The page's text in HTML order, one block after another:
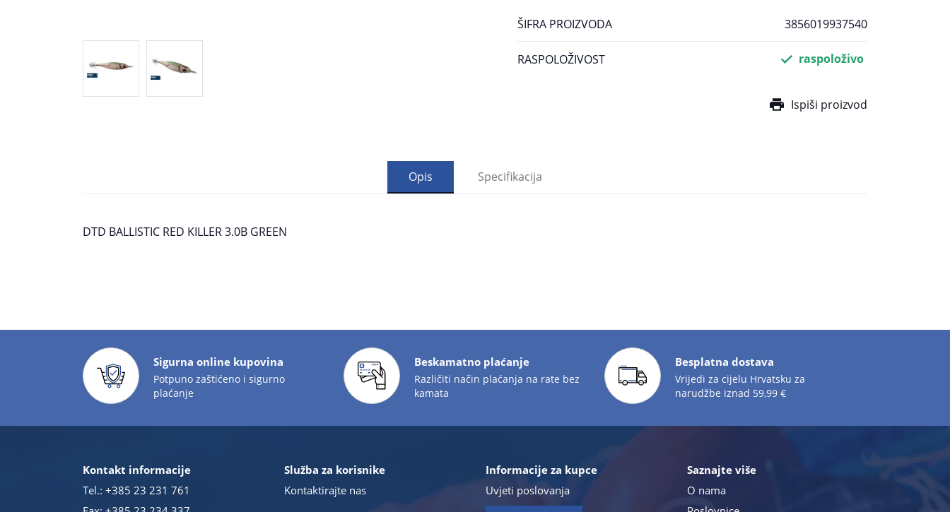
ŠIFRA PROIZVODA 3856019937540
RASPOLOŽIVOST raspoloživo
Ispiši proizvod
Opis Specifikacija
DTD BALLISTIC RED KILLER 3.0B GREEN
Sigurna online kupovina
Potpuno zaštićeno i sigurno
plaćanje
Beskamatno plaćanje
Različiti način plaćanja na rate bez
kamata
Besplatna dostava
Vrijedi za cijelu Hrvatsku za
narudžbe iznad 59,99 €
Kontakt informacije
Tel.: +385 23 231 761
Služba za korisnike
Kontaktirajte nas
Informacije za kupce
Uvjeti poslovanja
Saznajte više
O nama